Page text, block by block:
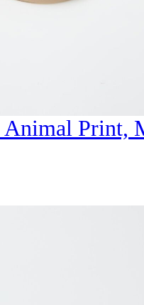
Animal Print,